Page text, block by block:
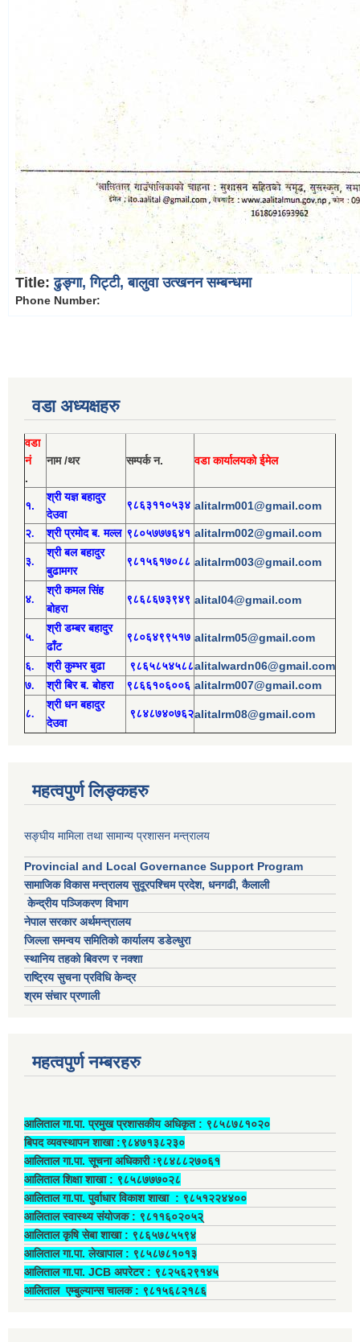
Title:ढुङ्गा, गिट्टी, बालुवा उत्खनन सम्बन्धमा
Phone Number:
वडा अध्यक्षहरु
वडा
नं
.
नाम /थर सम्पर्क न. वडा कार्यालयको ईमेल
१.
श्री यज्ञ बहादुर
देउवा
९८६३११०५३४ alitalrm001@gmail.com
२. श्रीप्रमोदब. मल्ल ९८०५७७७६४१ alitalrm002@gmail.com
३.
श्रीबल बहादुर
बुढामगर
९८१५६१७०८८ alitalrm003@gmail.com
४.
श्री कमल सिंह
बोहरा
९८६८६७३९४९ alital04@gmail.com
५.
श्री डम्बर बहादुर
ढाँट
९८०६४९९५१७ alitalrm05@gmail.com
६. श्री कुम्भर बुढा ९८६५८५४५८८alitalwardn06@gmail.com
७. श्री बिर ब. बोहरा ९८६६१०६००६ alitalrm007@gmail.com
८.
श्री धन बहादुर
देउवा
९८४८७४०७६२alitalrm08@gmail.com
महत्वपुर्ण लिङ्कहरु
सङ्घीय मामिला तथा सामान्य प्रशासन मन्त्रालय
Provincial and Local Governance Support Program
सामाजिक विकास मन्त्रालय सुदूरपश्चिम प्रदेश, धनगढी, कैलाली
केन्द्रीय पञ्जिकरण विभाग
नेपाल सरकार अर्थमन्त्रालय
जिल्ला समन्वय समितिको कार्यालय डडेल्धुरा
स्थानिय तहको बिवरण र नक्शा
राष्ट्रिय सुचना प्रविधि केन्द्र
श्रम संचार प्रणाली
महत्वपुर्ण नम्बरहरु
आलिताल गा.पा. प्रमुख प्रशासकीय अधिकृत ‍: ९८५८७८१०२०
बिपद व्यवस्थापन शाखा :९८४७१३८२३०
आलिताल गा.पा. सूचना अधिकारी ः९८४८८२७०६१
आलिताल शिक्षा शाखा : ९८५८७७७०२८
आलिताल गा.पा. पुर्वाधार विकाश शाखा ‍: ९८५१२२४४००
आलिताल स्वास्थ्य संयोजक ‍: ९८११६०२०५२्
आलिताल कृषि सेबा शाखा : ९८६५७८५५९४
आलिताल गा.पा. लेखापाल ‍: ९८५८७८१०१३
आलिताल गा.पा. JCB अपरेटर ‍: ९८२५६२९१४५
आलिताल एम्बुल्यान्स चालक ‍: ९८१५६८२१८६